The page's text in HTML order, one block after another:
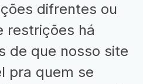
difrentes ou
restrições há
de que nosso site
pra quem se